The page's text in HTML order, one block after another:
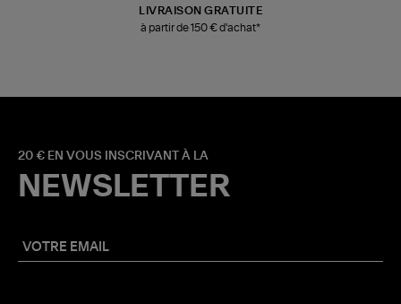
LIVRAISON GRATUITE
à partir de 150 € d'achat*
20 € EN VOUS INSCRIVANT À LA
NEWSLETTER